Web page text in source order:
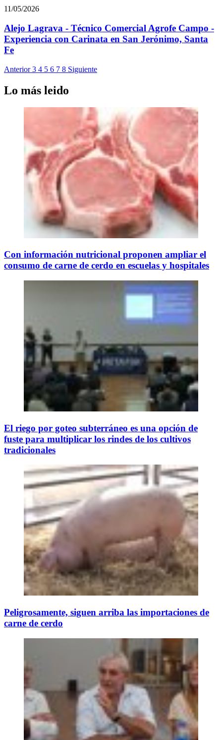
11/05/2026
Alejo Lagrava - Técnico Comercial Agrofe Campo -
Experiencia con Carinata en San Jerónimo, Santa
Fe
Anterior3 4 5 6 7 8 Siguiente
Lo más leido
Con información nutricional proponen ampliar el
consumo de carne de cerdo en escuelas y hospitales
El riego por goteo subterráneo es una opción de
fuste para multiplicar los rindes de los cultivos
tradicionales
Peligrosamente, siguen arriba las importaciones de
carne de cerdo